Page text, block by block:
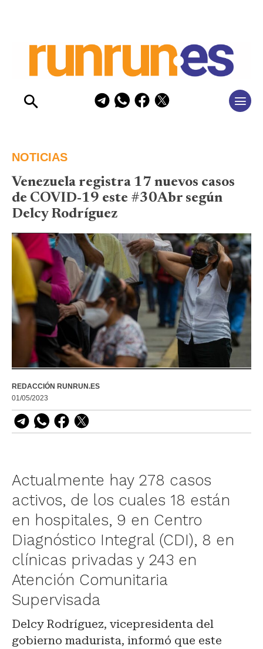
NOTICIAS
Venezuela registra 17 nuevos casos
de COVID-19 este #30Abr según
Delcy Rodríguez
REDACCIÓN RUNRUN.ES
01/05/2023
Actualmente hay 278 casos
activos, de los cuales 18 están
en hospitales, 9 en Centro
Diagnóstico Integral (CDI), 8 en
clínicas privadas y 243 en
Atención Comunitaria
Supervisada
Delcy Rodríguez, vicepresidenta del
gobierno madurista, informó que este